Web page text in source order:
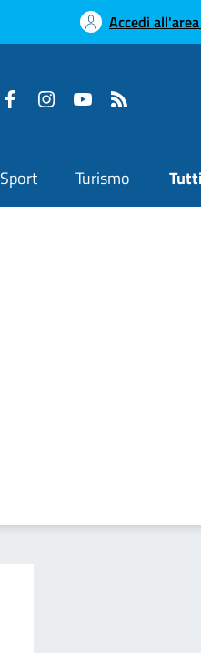
Accedi
Sport Turismo